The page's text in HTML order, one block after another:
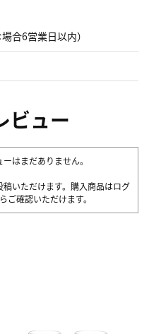
合6営業日以内）
ビュー
はまだありません。
いただけます。購入商品はログ
ご確認いただけます。